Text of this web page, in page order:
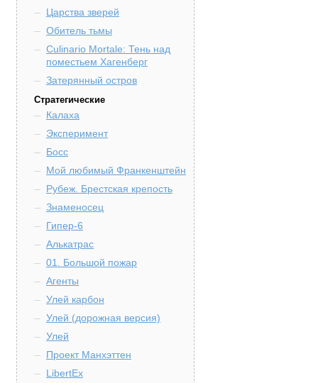
Царства зверей
Обитель тьмы
Culinario Mortale: Тень над
поместьем Хагенберг
Затерянный остров
Стратегические
Калаха
Эксперимент
Босс
Мой любимый Франкенштейн
Рубеж. Брестская крепость
Знаменосец
Гипер-6
Алькатрас
01. Большой пожар
Агенты
Улей карбон
Улей (дорожная версия)
Улей
Проект Манхэттен
LibertEx